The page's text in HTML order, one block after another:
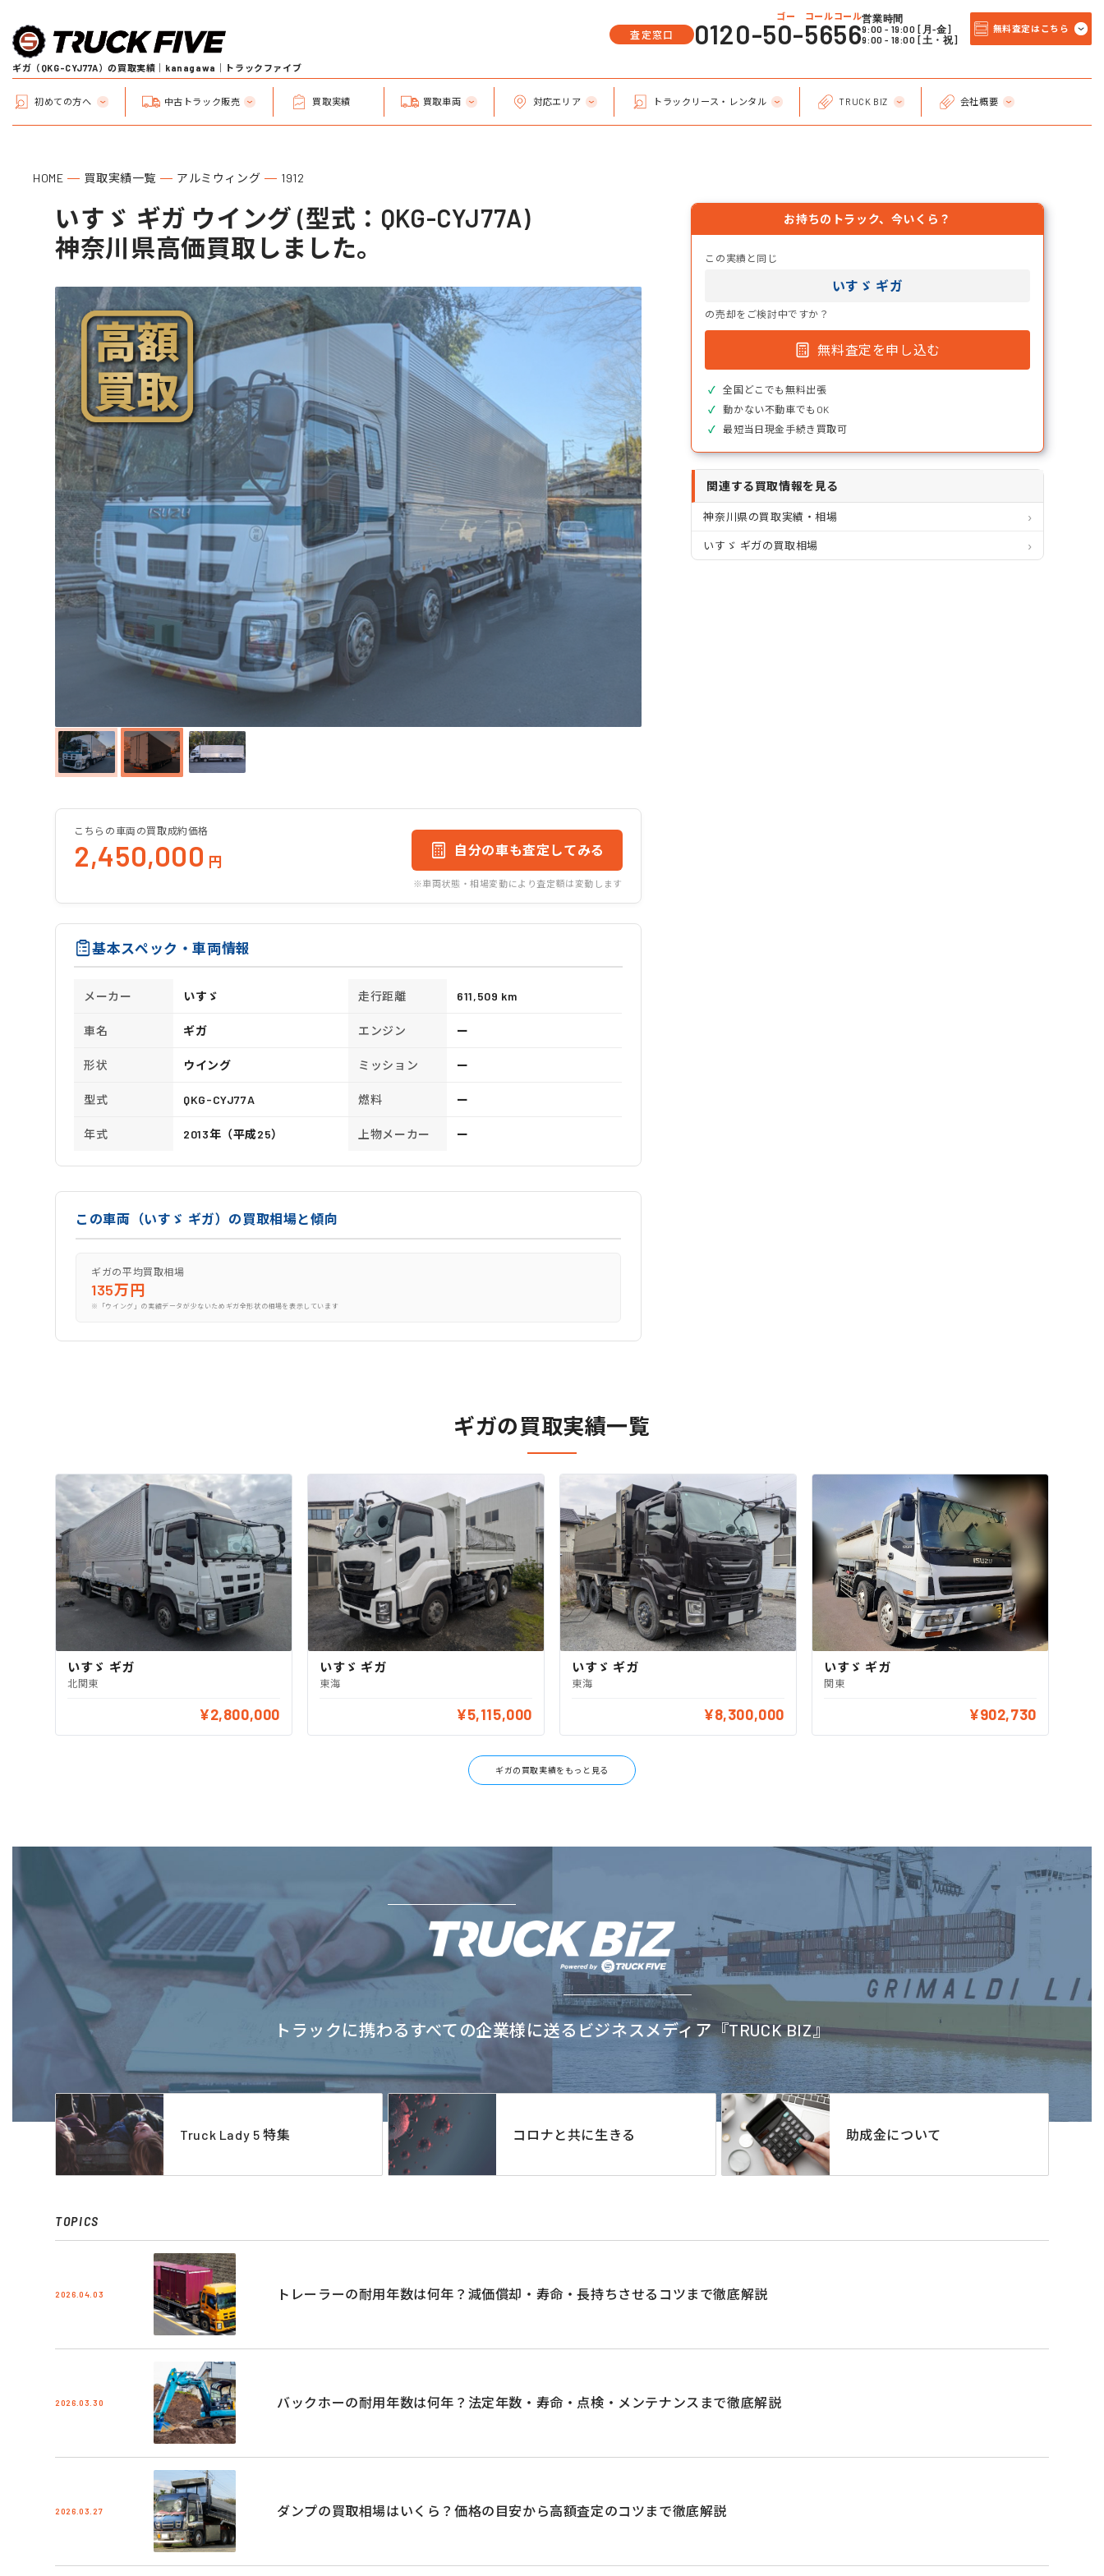
ギガ（QKG-CYJ77A）の買取実績｜kanagawa｜トラックファイブ
査定窓口
ゴー コールコール
0120-50-5656営業時間
9:00 - 19:00 [月-金]
9:00 - 18:00 [土・祝]
無料査定はこちら
初めての方へ 中古トラック販売 買取実績 買取車両 対応エリア トラックリース・レンタル TRUCK BIZ 会社概要
HOME 買取実績一覧 アルミウィング 1912
いすゞ ギガ ウイング (型式：QKG-CYJ77A)
神奈川県高価買取しました。
こちらの車両の買取成約価格
2,450,000 円
自分の車も査定してみる
※車両状態・相場変動により査定額は変動します
基本スペック・車両情報
メーカー いすゞ 走行距離 611,509 km
車名 ギガ エンジン ー
形状 ウイング ミッション ー
型式 QKG-CYJ77A 燃料 ー
年式 2013年（平成25） 上物メーカー ー
この車両（いすゞ ギガ）の買取相場と傾向
ギガの平均買取相場
135万円
※「ウイング」の実績データが少ないためギガ全形状の相場を表示しています
お持ちのトラック、今いくら？
この実績と同じ
いすゞ ギガ
の売却をご検討中ですか？
無料査定を申し込む
全国どこでも無料出張
動かない不動車でもOK
最短当日現金手続き買取可
関連する買取情報を見る
神奈川県の買取実績・相場
いすゞ ギガの買取相場
ギガの買取実績一覧
いすゞ ギガ
北関東
¥2,800,000
いすゞ ギガ
東海
¥5,115,000
いすゞ ギガ
東海
¥8,300,000
いすゞ ギガ
関東
¥902,730
ギガの買取実績をもっと見る
トラックに携わるすべての企業様に送るビジネスメディア『TRUCK BIZ』
Truck Lady 5 特集 コロナと共に生きる 助成金について
TOPICS
2026.04.03 トレーラーの耐用年数は何年？減価償却・寿命・長持ちさせるコツまで徹底解説
2026.03.30 バックホーの耐用年数は何年？法定年数・寿命・点検・メンテナンスまで徹底解説
2026.03.27 ダンプの買取相場はいくら？価格の目安から高額査定のコツまで徹底解説